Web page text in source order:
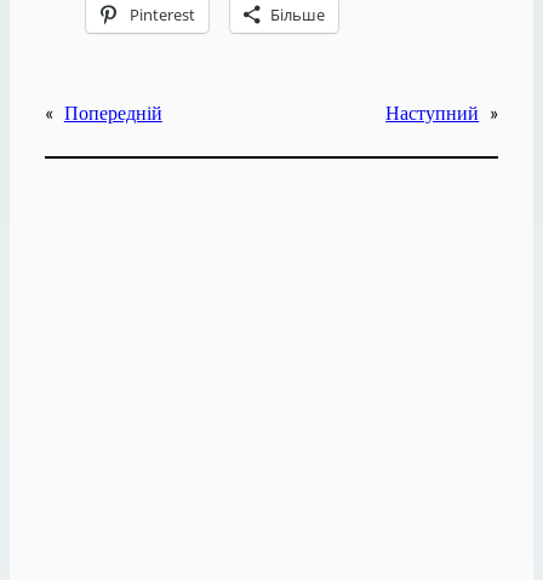
Pinterest Більше
« Попередній Наступний »